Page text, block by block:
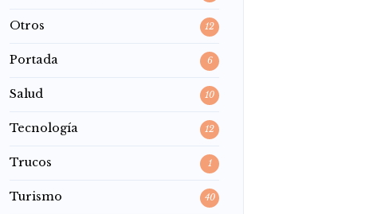
Otros 12
Portada 6
Salud 10
Tecnología 12
Trucos 1
Turismo 40